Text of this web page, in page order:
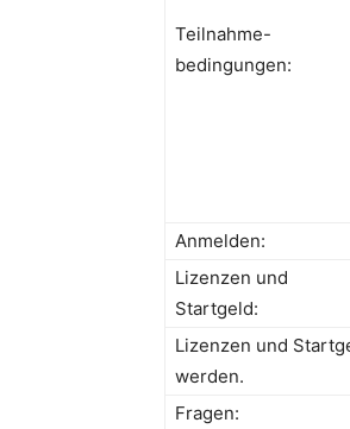
Teilnahme-
bedingungen:
Anmelden:
Lizenzen und
Startgeld:
Lizenzen und
werden.
Fragen: